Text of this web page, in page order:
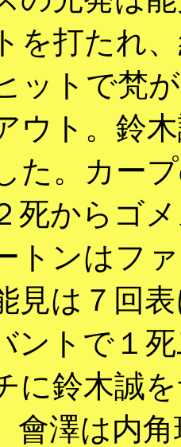
を打たれ
ットで梵
ウト。鈴
た。カー
死からゴ
トンはフ
見は７回
ントで１
に鈴木誠
會澤は内